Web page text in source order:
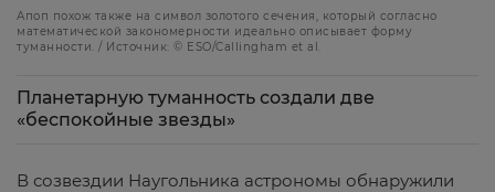
Апоп похож также на символ золотого сечения, который согласно
математической закономерности идеально описывает форму
туманности. / Источник: © ESO/Callingham et al.
Планетарную туманность создали две
«беспокойные звезды»
В созвездии Наугольника астрономы обнаружили